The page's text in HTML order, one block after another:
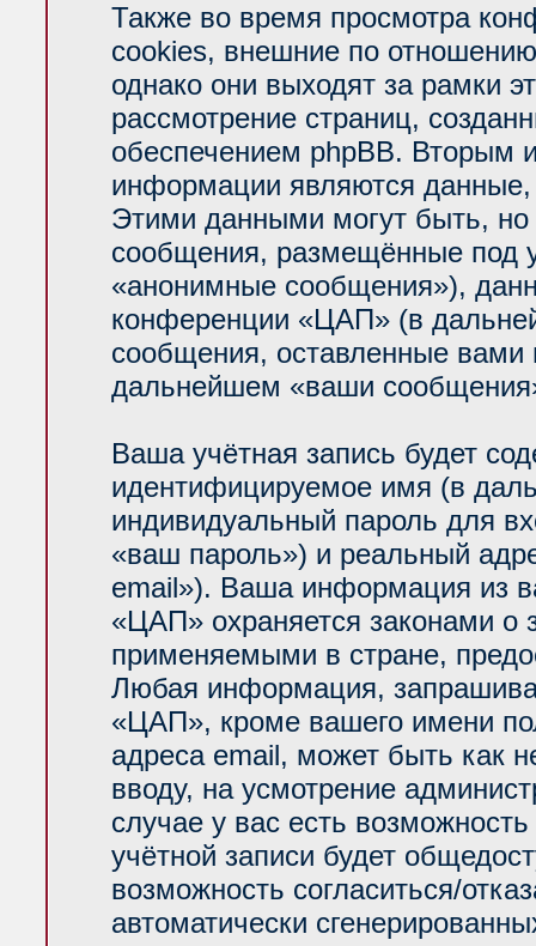
Также во время просмотра
cookies, внешние по
однако они выходят за рамки
рассмотрение страниц,
обеспечением phpBB. Вторым
информации являются
Этими данными могут быть,
сообщения, размещённые под
«анонимные сообщения»),
конференции «ЦАП» (в
сообщения, оставленные вами
дальнейшем «ваши
Ваша учётная запись будет
идентифицируемое имя (в
индивидуальный пароль для
«ваш пароль») и реальный
email»). Ваша информация из
«ЦАП» охраняется законами
применяемыми в стране,
Любая информация,
«ЦАП», кроме вашего имени
адреса email, может быть как
вводу, на усмотрение
случае у вас есть
учётной записи будет
возможность согласиться/
автоматически